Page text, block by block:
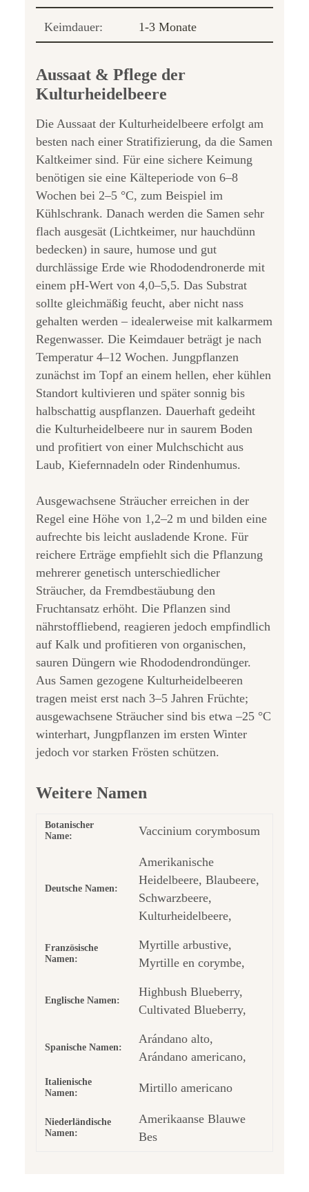
Keimdauer: 1-3 Monate
Aussaat & Pflege der
Kulturheidelbeere
Die Aussaat der Kulturheidelbeere erfolgt am
besten nach einer Stratifizierung, da die Samen
Kaltkeimer sind. Für eine sichere Keimung
benötigen sie eine Kälteperiode von 6–8
Wochen bei 2–5 °C, zum Beispiel im
Kühlschrank. Danach werden die Samen sehr
flach ausgesät (Lichtkeimer, nur hauchdünn
bedecken) in saure, humose und gut
durchlässige Erde wie Rhododendronerde mit
einem pH-Wert von 4,0–5,5. Das Substrat
sollte gleichmäßig feucht, aber nicht nass
gehalten werden – idealerweise mit kalkarmem
Regenwasser. Die Keimdauer beträgt je nach
Temperatur 4–12 Wochen. Jungpflanzen
zunächst im Topf an einem hellen, eher kühlen
Standort kultivieren und später sonnig bis
halbschattig auspflanzen. Dauerhaft gedeiht
die Kulturheidelbeere nur in saurem Boden
und profitiert von einer Mulchschicht aus
Laub, Kiefernnadeln oder Rindenhumus.
Ausgewachsene Sträucher erreichen in der
Regel eine Höhe von 1,2–2 m und bilden eine
aufrechte bis leicht ausladende Krone. Für
reichere Erträge empfiehlt sich die Pflanzung
mehrerer genetisch unterschiedlicher
Sträucher, da Fremdbestäubung den
Fruchtansatz erhöht. Die Pflanzen sind
nährstoffliebend, reagieren jedoch empfindlich
auf Kalk und profitieren von organischen,
sauren Düngern wie Rhododendrondünger.
Aus Samen gezogene Kulturheidelbeeren
tragen meist erst nach 3–5 Jahren Früchte;
ausgewachsene Sträucher sind bis etwa –25 °C
winterhart, Jungpflanzen im ersten Winter
jedoch vor starken Frösten schützen.
Weitere Namen
Botanischer
Name:
Vaccinium corymbosum
Deutsche Namen:
Amerikanische
Heidelbeere, Blaubeere,
Schwarzbeere,
Kulturheidelbeere,
Französische
Namen:
Myrtille arbustive,
Myrtille en corymbe,
Englische Namen:
Highbush Blueberry,
Cultivated Blueberry,
Spanische Namen:
Arándano alto,
Arándano americano,
Italienische
Namen:
Mirtillo americano
Niederländische
Namen:
Amerikaanse Blauwe
Bes